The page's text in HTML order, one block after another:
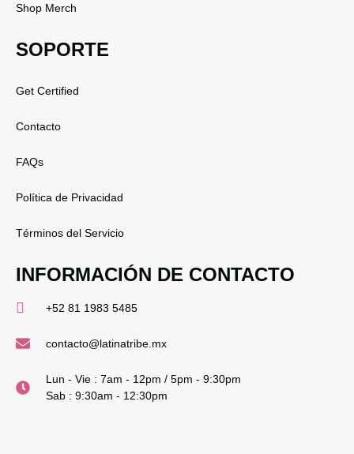
Shop Merch
SOPORTE
Get Certified
Contacto
FAQs
Política de Privacidad
Términos del Servicio
INFORMACIÓN DE CONTACTO
+52 81 1983 5485
contacto@latinatribe.mx
Lun - Vie : 7am - 12pm / 5pm - 9:30pm
Sab : 9:30am - 12:30pm